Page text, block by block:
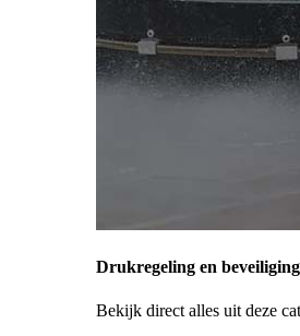
Drukregeling en beveiliging
Bekijk direct alles uit deze